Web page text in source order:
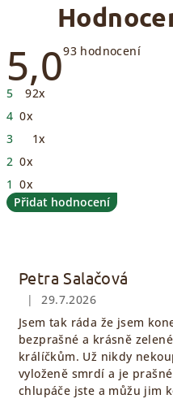
5,0Průměrné
93 hodnocení
5
92x
4 0x
3
1x
2 0x
1 0x
Přidat hodnocení
Petra Salačová
Hodnocení obchodu je 5 z
|
29.7.2026
Jsem tak ráda že jsem
bezprašné a krásně
králíčkům. Už nikdy
vyloženě smrdí a je
chlupáče jste a můžu jim